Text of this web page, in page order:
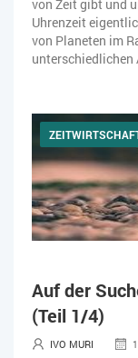
von Zeit gibt und
Uhrenzeit
von Planeten im
unterschiedlichen
Auf der
(Teil 1/4)
IVO MURI